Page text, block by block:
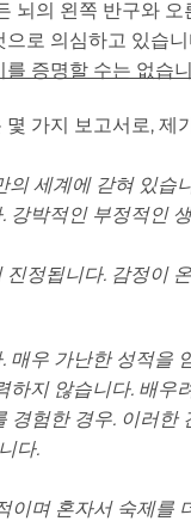
뇌의 왼쪽 반구와
로 의심하고 있습
증명할 수는 없습
가지 보고서로, 제
의 세계에 갇혀 있
강박적인 부정적인
정됩니다. 감정이
매우 가난한 성적을
하지 않습니다. 배
경험한 경우. 이러
다.
이며 혼자서 숙제를